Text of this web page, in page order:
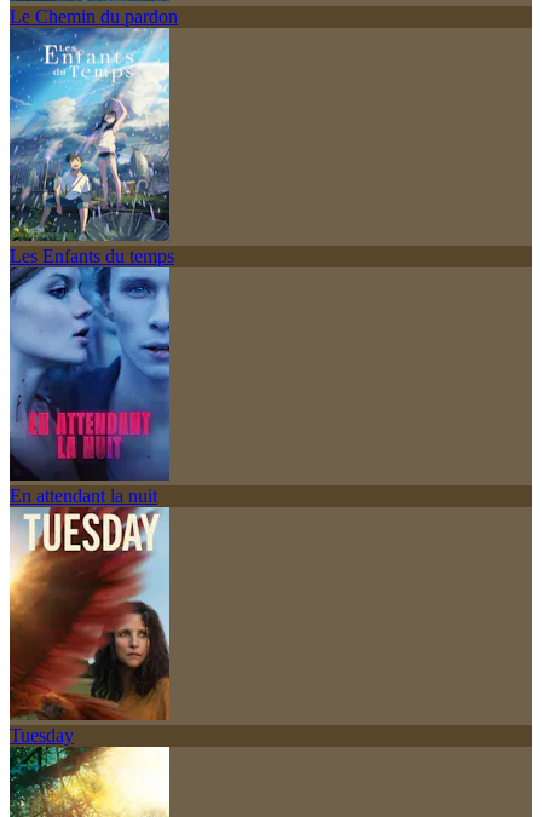
Le Chemin du pardon
Les Enfants du temps
En attendant la nuit
Tuesday